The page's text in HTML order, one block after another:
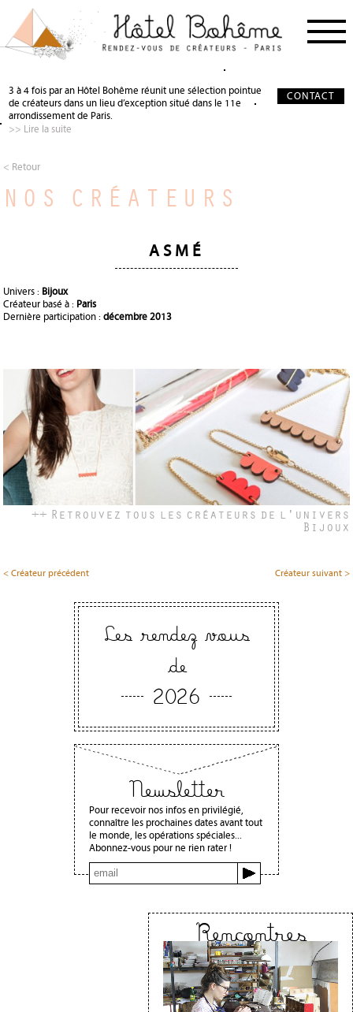
NOS CRÉATEURS
PRESSE
QUI SOMMES-NOUS ?
SALON DE THÉ
DEVENIR PARTENAIRE
3 à 4 fois par an Hôtel Bohême réunit une sélection pointue
de créateurs dans un lieu d’exception situé dans le 11e
arrondissement de Paris.
>> Lire la suite
CONTACT
< Retour
NOS CRÉATEURS
ASMÉ
Univers : Bijoux
Créateur basé à : Paris
Dernière participation :décembre 2013
++ Retrouvez tous les créateurs de l'univers
Bijoux
< Créateur précédent Créateur suivant >
Les rendez vous
de
2026
Newsletter
Pour recevoir nos infos en privilégié,
connaître les prochaines dates avant tout
le monde, les opérations spéciales...
Abonnez-vous pour ne rien rater !
Rencontres